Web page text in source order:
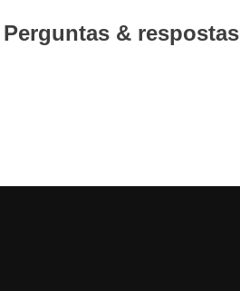
Perguntas & respostas